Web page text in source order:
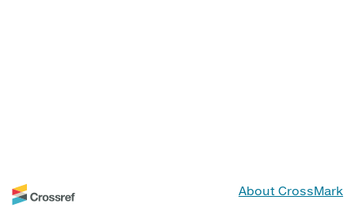
About CrossMark